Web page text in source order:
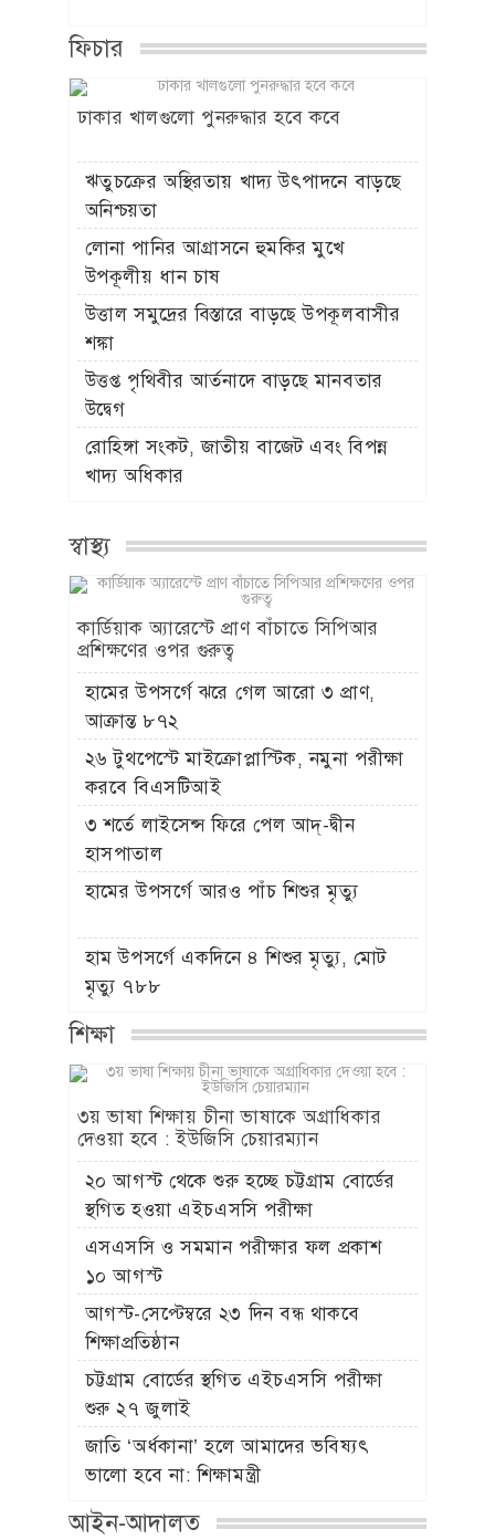
ফিচার
ঢাকার খালগুলো পুনরুদ্ধার হবে কবে
ঋতুচক্রের অস্থিরতায় খাদ্য উৎপাদনে বাড়ছে
অনিশ্চয়তা
লোনা পানির আগ্রাসনে হুমকির মুখে
উপকূলীয় ধান চাষ
উত্তাল সমুদ্রের বিস্তারে বাড়ছে উপকূলবাসীর
শঙ্কা
উত্তপ্ত পৃথিবীর আর্তনাদে বাড়ছে মানবতার
উদ্বেগ
রোহিঙ্গা সংকট, জাতীয় বাজেট এবং বিপন্ন
খাদ্য অধিকার
স্বাস্থ্য
কার্ডিয়াক অ্যারেস্টে প্রাণ বাঁচাতে সিপিআর
প্রশিক্ষণের ওপর গুরুত্ব
হামের উপসর্গে ঝরে গেল আরো ৩ প্রাণ,
আক্রান্ত ৮৭২
২৬ টুথপেস্টে মাইক্রোপ্লাস্টিক, নমুনা পরীক্ষা
করবে বিএসটিআই
৩ শর্তে লাইসেন্স ফিরে পেল আদ্-দ্বীন
হাসপাতাল
হামের উপসর্গে আরও পাঁচ শিশুর মৃত্যু
হাম উপসর্গে একদিনে ৪ শিশুর মৃত্যু, মোট
মৃত্যু ৭৮৮
শিক্ষা
৩য় ভাষা শিক্ষায় চীনা ভাষাকে অগ্রাধিকার
দেওয়া হবে : ইউজিসি চেয়ারম্যান
২০ আগস্ট থেকে শুরু হচ্ছে চট্টগ্রাম বোর্ডের
স্থগিত হওয়া এইচএসসি পরীক্ষা
এসএসসি ও সমমান পরীক্ষার ফল প্রকাশ
১০ আগস্ট
আগস্ট-সেপ্টেম্বরে ২৩ দিন বন্ধ থাকবে
শিক্ষাপ্রতিষ্ঠান
চট্টগ্রাম বোর্ডের স্থগিত এইচএসসি পরীক্ষা
শুরু ২৭ জুলাই
জাতি ‘অর্ধকানা’ হলে আমাদের ভবিষ্যৎ
ভালো হবে না: শিক্ষামন্ত্রী
আইন-আদালত